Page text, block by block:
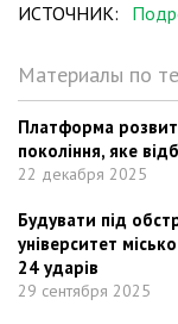
ИСТОЧНИК:
Материалы по
Платформа
покоління, яке
22 декабря 2025
Будувати під
університет
24 ударів
29 сентября 2025